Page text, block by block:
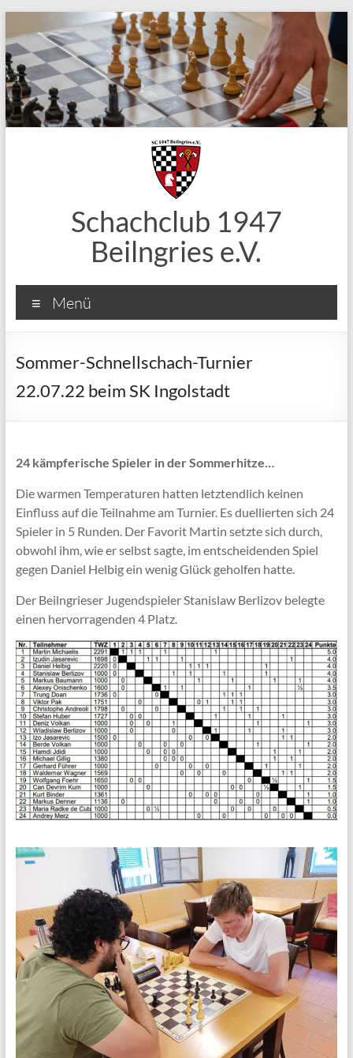
Inhalt
springen
Schachclub 1947
Beilngries e.V.
Menü
Sommer-Schnellschach-Turnier
22.07.22 beim SK Ingolstadt
24 kämpferische Spieler in der Sommerhitze…
Die warmen Temperaturen hatten letztendlich keinen
Einfluss auf die Teilnahme am Turnier. Es duellierten sich 24
Spieler in 5 Runden. Der Favorit Martin setzte sich durch,
obwohl ihm, wie er selbst sagte, im entscheidenden Spiel
gegen Daniel Helbig ein wenig Glück geholfen hatte.
Der Beilngrieser Jugendspieler Stanislaw Berlizov belegte
einen hervorragenden 4 Platz.